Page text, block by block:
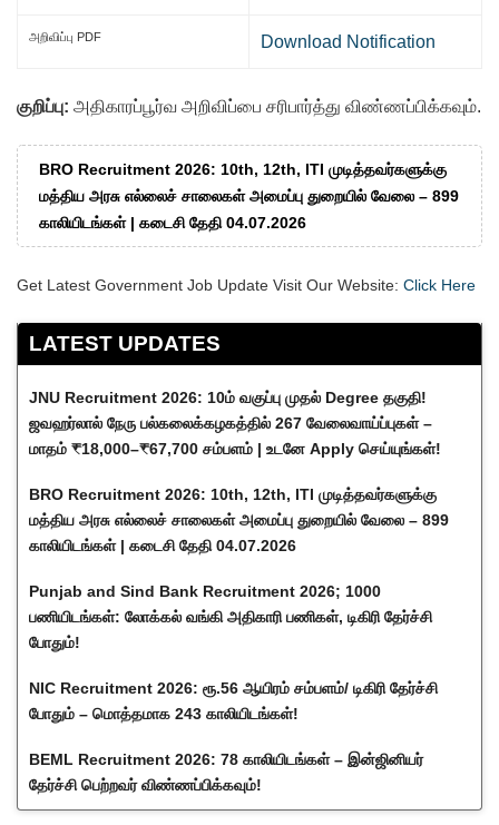
அறிவிப்பு PDF Download Notification
குறிப்பு: அதிகாரப்பூர்வ அறிவிப்பை சரிபார்த்து விண்ணப்பிக்கவும்.
BRO Recruitment 2026: 10th, 12th, ITI முடித்தவர்களுக்கு
மத்திய அரசு எல்லைச் சாலைகள் அமைப்பு துறையில் வேலை – 899
காலியிடங்கள் | கடைசி தேதி 04.07.2026
Get Latest Government Job Update Visit Our Website: Click Here
LATEST UPDATES
JNU Recruitment 2026: 10ம் வகுப்பு முதல் Degree தகுதி!
ஜவஹர்லால் நேரு பல்கலைக்கழகத்தில் 267 வேலைவாய்ப்புகள் –
மாதம் ₹18,000–₹67,700 சம்பளம் | உடனே Apply செய்யுங்கள்!
BRO Recruitment 2026: 10th, 12th, ITI முடித்தவர்களுக்கு
மத்திய அரசு எல்லைச் சாலைகள் அமைப்பு துறையில் வேலை – 899
காலியிடங்கள் | கடைசி தேதி 04.07.2026
Punjab and Sind Bank Recruitment 2026; 1000
பணியிடங்கள்: லோக்கல் வங்கி அதிகாரி பணிகள், டிகிரி தேர்ச்சி
போதும்!
NIC Recruitment 2026: ரூ.56 ஆயிரம் சம்பளம்/ டிகிரி தேர்ச்சி
போதும் – மொத்தமாக 243 காலியிடங்கள்!
BEML Recruitment 2026: 78 காலியிடங்கள் – இன்ஜினியர்
தேர்ச்சி பெற்றவர் விண்ணப்பிக்கவும்!